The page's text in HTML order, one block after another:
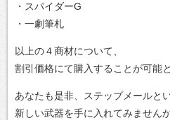
・スパイダーG
・一劇筆札
以上の４商材について、
割引価格にて購入することが可能
あなたも是非、ステップメールと
新しい武器を手に入れてみません